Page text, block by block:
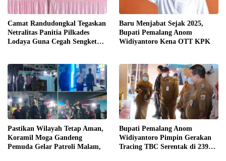
​Camat Randudongkal Tegaskan
Netralitas Panitia Pilkades
Lodaya Guna Cegah Sengketa
​Baru Menjabat Sejak 2025,
Bupati Pemalang Anom
Widiyantoro Kena OTT KPK
Pastikan Wilayah Tetap Aman,
Koramil Moga Gandeng
Pemuda Gelar Patroli Malam,
Bupati Pemalang Anom
Widiyantoro Pimpin Gerakan
Tracing TBC Serentak di 239